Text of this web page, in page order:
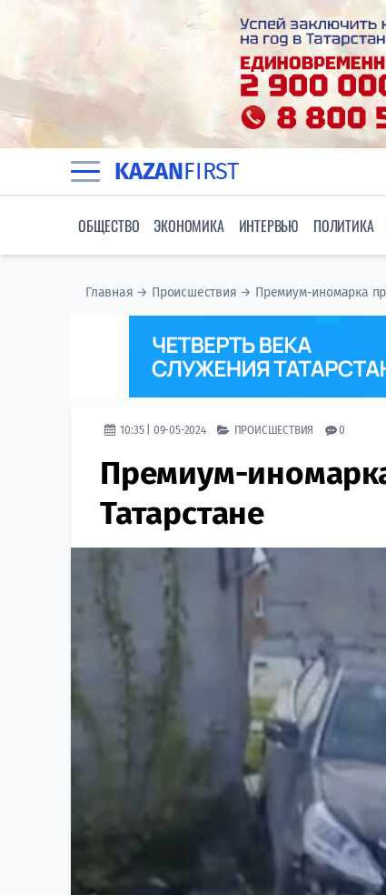
KAZANFIRST
ОБЩЕСТВО ЭКОНОМИКА ИНТЕРВЬЮ ПОЛИТИКА
Главная → Происшествия → Премиум-иномарка
10:35 | 09-05-2024 ПРОИСШЕСТВИЯ 0
Премиум-
Татарстане